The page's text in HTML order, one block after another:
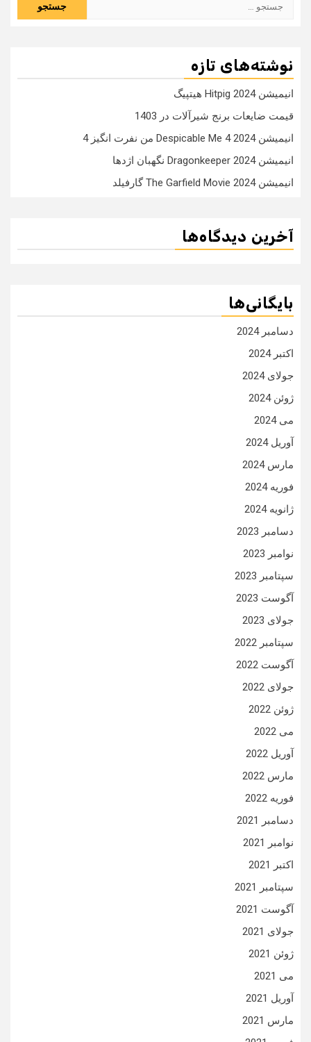
نوشته‌های تازه
انیمیشن Hitpig 2024 هیتپیگ
قیمت ضایعات برنج شیرآلات در 1403
انیمیشن Despicable Me 4 2024 من نفرت انگیز 4
انیمیشن Dragonkeeper 2024 نگهبان اژدها
انیمیشن The Garfield Movie 2024 گارفیلد
آخرین دیدگاه‌ها
بایگانی‌ها
دسامبر 2024
اکتبر 2024
جولای 2024
ژوئن 2024
می 2024
آوریل 2024
مارس 2024
فوریه 2024
ژانویه 2024
دسامبر 2023
نوامبر 2023
سپتامبر 2023
آگوست 2023
جولای 2023
سپتامبر 2022
آگوست 2022
جولای 2022
ژوئن 2022
می 2022
آوریل 2022
مارس 2022
فوریه 2022
دسامبر 2021
نوامبر 2021
اکتبر 2021
سپتامبر 2021
آگوست 2021
جولای 2021
ژوئن 2021
می 2021
آوریل 2021
مارس 2021